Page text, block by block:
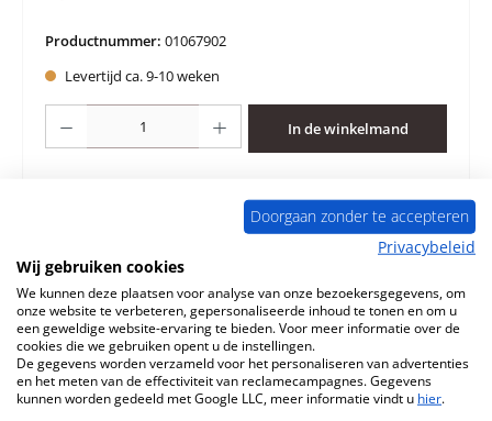
Productnummer: 01067902
Levertijd ca. 9-10 weken
Producthoeveelheid: Voer de gewenste hoeveelheid in of gebruik de
In de winkelmand
Vraag over het product
Beschrijving
Deurklink voor de Verwarmingselement Schmid Bayern
Doorgaan zonder te accepteren
Privacybeleid
Wij gebruiken cookies
We kunnen deze plaatsen voor analyse van onze bezoekersgegevens, om
onze website te verbeteren, gepersonaliseerde inhoud te tonen en om u
een geweldige website-ervaring te bieden. Voor meer informatie over de
cookies die we gebruiken opent u de instellingen.
De gegevens worden verzameld voor het personaliseren van advertenties
en het meten van de effectiviteit van reclamecampagnes. Gegevens
kunnen worden gedeeld met Google LLC, meer informatie vindt u hier.